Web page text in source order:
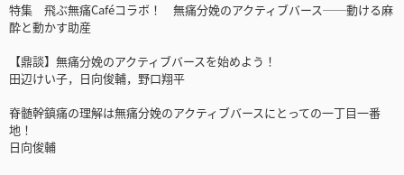
特集 飛ぶ無痛Caféコラボ！ 無痛分娩のアクティブバース──動ける麻
酔と動かす助産
【鼎談】無痛分娩のアクティブバースを始めよう！
田辺けい子，日向俊輔，野口翔平
脊髄幹鎮痛の理解は無痛分娩のアクティブバースにとっての一丁目一番
地！
日向俊輔